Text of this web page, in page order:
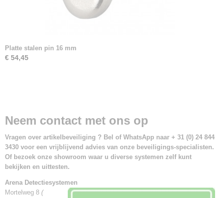
Platte stalen pin 16 mm
€ 54,45
Neem contact met ons op
Vragen over artikelbeveiliging ? Bel of WhatsApp naar + 31 (0) 24 844
3430 voor een vrijblijvend advies van onze beveiligings-specialisten.
Of bezoek onze showroom waar u diverse systemen zelf kunt
bekijken en uittesten.
Arena Detectiesystemen
Mortelweg 8 (